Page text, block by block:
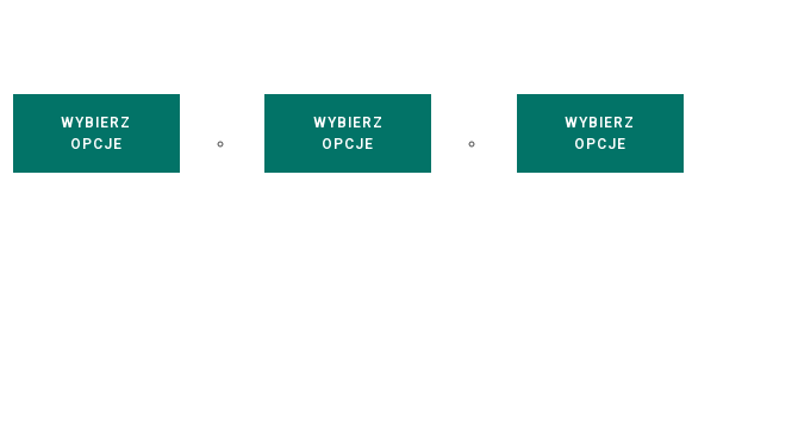
WYBIERZ
OPCJE
WYBIERZ
OPCJE
WYBIERZ
OPCJE